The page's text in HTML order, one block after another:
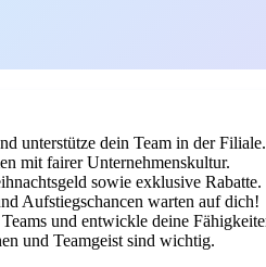
unterstütze dein Team in der Filiale.
mit fairer Unternehmenskultur.
sowie exklusive Rabatte.
Aufstiegschancen warten auf dich!
und entwickle deine
und Teamgeist sind wichtig.